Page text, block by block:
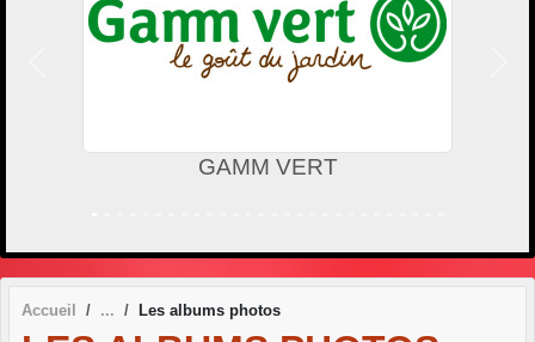
Accueil Les albums photos
GAMM VERT